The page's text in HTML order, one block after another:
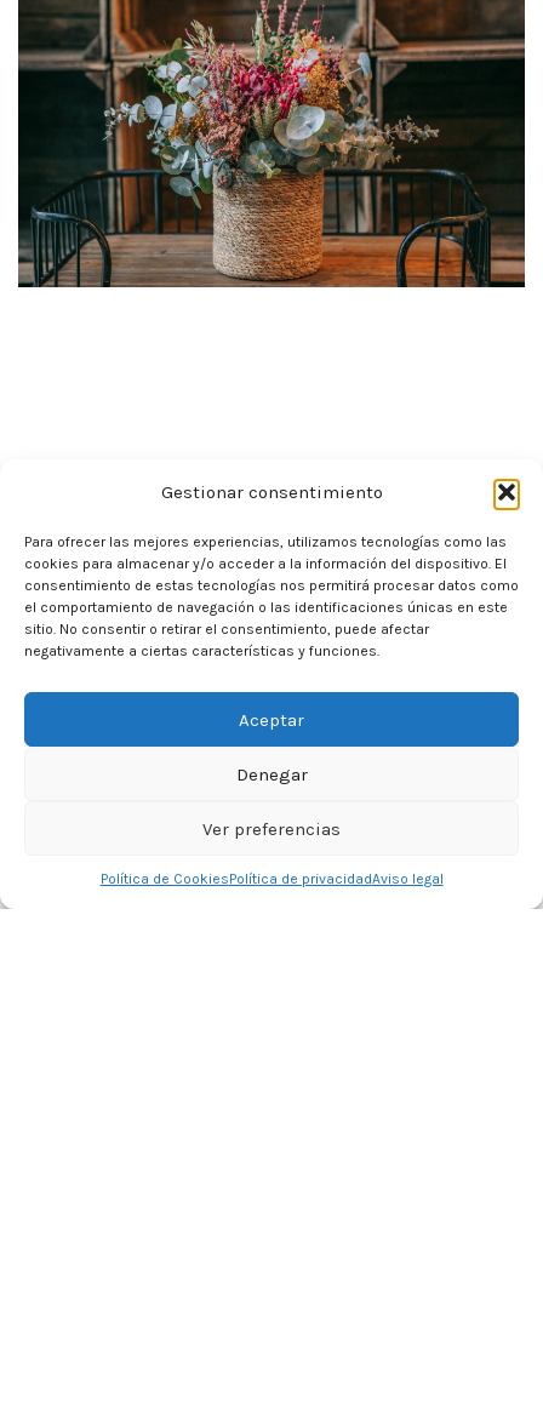
Gestionar consentimiento
Para ofrecer las mejores experiencias, utilizamos tecnologías como las
cookies para almacenar y/o acceder a la información del dispositivo. El
consentimiento de estas tecnologías nos permitirá procesar datos como
el comportamiento de navegación o las identificaciones únicas en este
sitio. No consentir o retirar el consentimiento, puede afectar
negativamente a ciertas características y funciones.
Aceptar
Denegar
Ver preferencias
Política de CookiesPolítica de privacidadAviso legal
Barra Lateral Lista de deseos Carrito